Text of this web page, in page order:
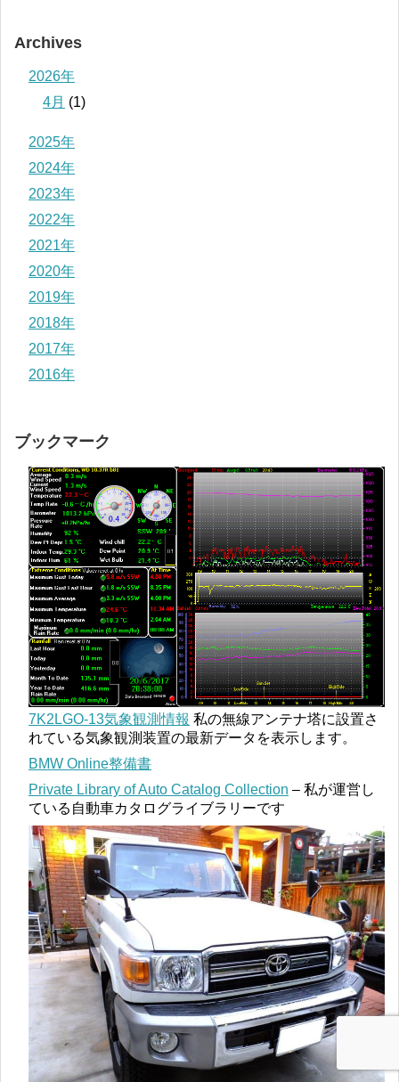
Archives
2026年
4月 (1)
2025年
2024年
2023年
2022年
2021年
2020年
2019年
2018年
2017年
2016年
ブックマーク
7K2LGO-13気象観測情報 私の無線アンテナ塔に設置さ
れている気象観測装置の最新データを表示します。
BMW Online整備書
Private Library of Auto Catalog Collection – 私が運営し
ている自動車カタログライブラリーです